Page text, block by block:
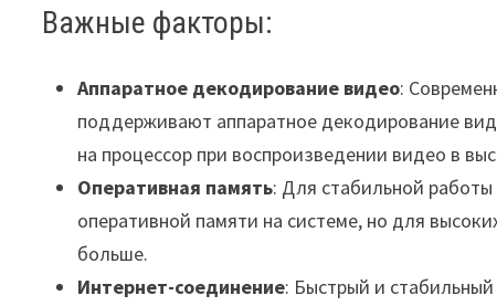
Важные факторы:
Аппаратное декодирование видео:
поддерживают аппаратное декодирование
на процессор при воспроизведении видео в
Оперативная память: Для стабильной
оперативной памяти на системе, но для
больше.
Интернет-соединение: Быстрый и